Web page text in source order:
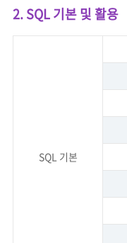
2. SQL 기본 및 활용
SQL 기본